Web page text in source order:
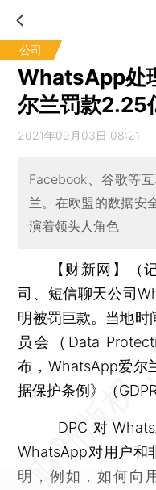
公司
WhatsApp处
尔兰罚款2.25
2021年09月03日 08:21
Facebook、谷歌等
兰。在欧盟的数据安
演着领头人角色
【财新网】（
司、短信聊天公司
明被罚巨款。当地
员会（Data
布，WhatsApp爱尔
据保护条例》（
DPC对
WhatsApp对用户和
明，例如，如何向